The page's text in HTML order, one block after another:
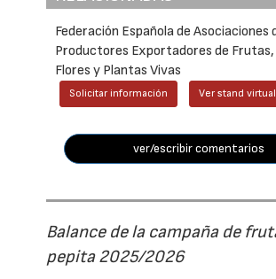
Federación Española de Asociaciones
Productores Exportadores de
Flores y Plantas Vivas
Solicitar información Ver stand virtual
ver/escribir comentarios
Balance de la campaña de
pepita 2025/2026